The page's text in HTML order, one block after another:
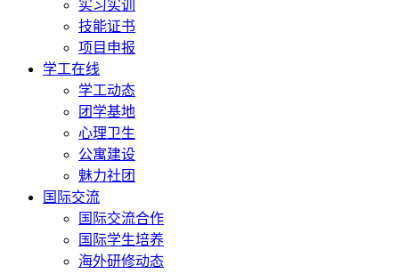
实习实训
技能证书
项目申报
学工在线
学工动态
团学基地
心理卫生
公寓建设
魅力社团
国际交流
国际交流合作
国际学生培养
海外研修动态